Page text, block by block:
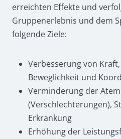
erreichten Effekte und
Gruppenerlebnis und dem
folgende Ziele:
Verbesserung von
Beweglichkeit und
Verminderung der
(Verschlechterungen),
Erkrankung
Erhöhung der